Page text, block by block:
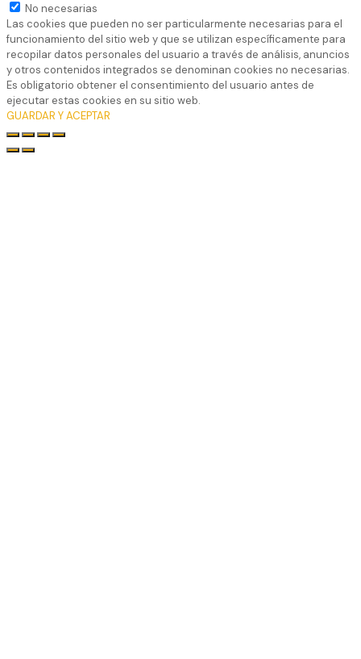
No necesarias
Las cookies que pueden no ser particularmente necesarias para el
funcionamiento del sitio web y que se utilizan específicamente para
recopilar datos personales del usuario a través de análisis, anuncios
y otros contenidos integrados se denominan cookies no necesarias.
Es obligatorio obtener el consentimiento del usuario antes de
ejecutar estas cookies en su sitio web.
GUARDAR Y ACEPTAR